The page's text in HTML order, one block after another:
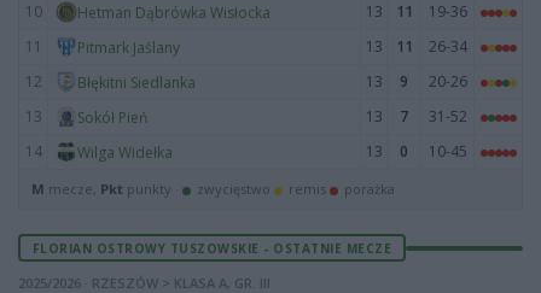
10
Hetman Dąbrówka Wisłocka 13 11
19-36
11
Pitmark Jaślany 13 11
26-34
12
Błękitni Siedlanka 13 9
20-26
13
Sokół Pień 13 7
31-52
14
Wilga Widełka 13 0 10-45
M mecze, Pkt punkty · zwycięstwo remis porażka
FLORIAN OSTROWY TUSZOWSKIE - OSTATNIE MECZE
2025/2026 · RZESZÓW > KLASA A, GR. III